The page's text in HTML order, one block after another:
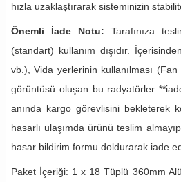
hızla uzaklaştırarak sisteminizin
Önemli İade Notu: Tarafınıza
(standart) kullanım dışıdır.
vb.), Vida yerlerinin kullanılması (Fan
görüntüsü oluşan bu radyatörler
anında kargo görevlisini bekleterek
hasarlı ulaşımda ürünü teslim
hasar bildirim formu doldurarak iade
Paket İçeriği: 1 x 18 Tüplü 360mm